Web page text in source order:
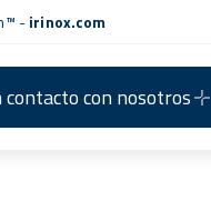
-irinox.com
con nosotros